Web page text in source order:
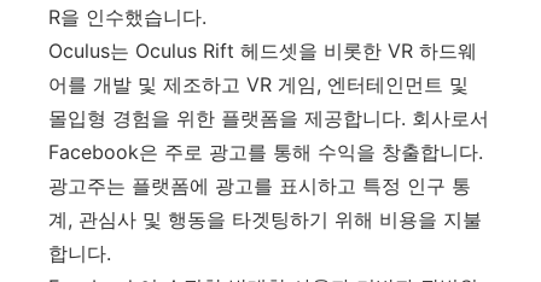
R을 인수했습니다.
Oculus는 Oculus Rift 헤드셋을 비롯한 VR 하드웨
어를 개발 및 제조하고 VR 게임, 엔터테인먼트 및
몰입형 경험을 위한 플랫폼을 제공합니다. 회사로서
Facebook은 주로 광고를 통해 수익을 창출합니다.
광고주는 플랫폼에 광고를 표시하고 특정 인구 통
계, 관심사 및 행동을 타겟팅하기 위해 비용을 지불
합니다.